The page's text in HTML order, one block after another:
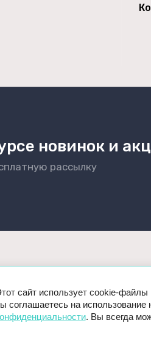
новинок и
рассылку
собственностью их
сайта.
сайт использует cookie-файлы
соглашаетесь на
. Вы всегда